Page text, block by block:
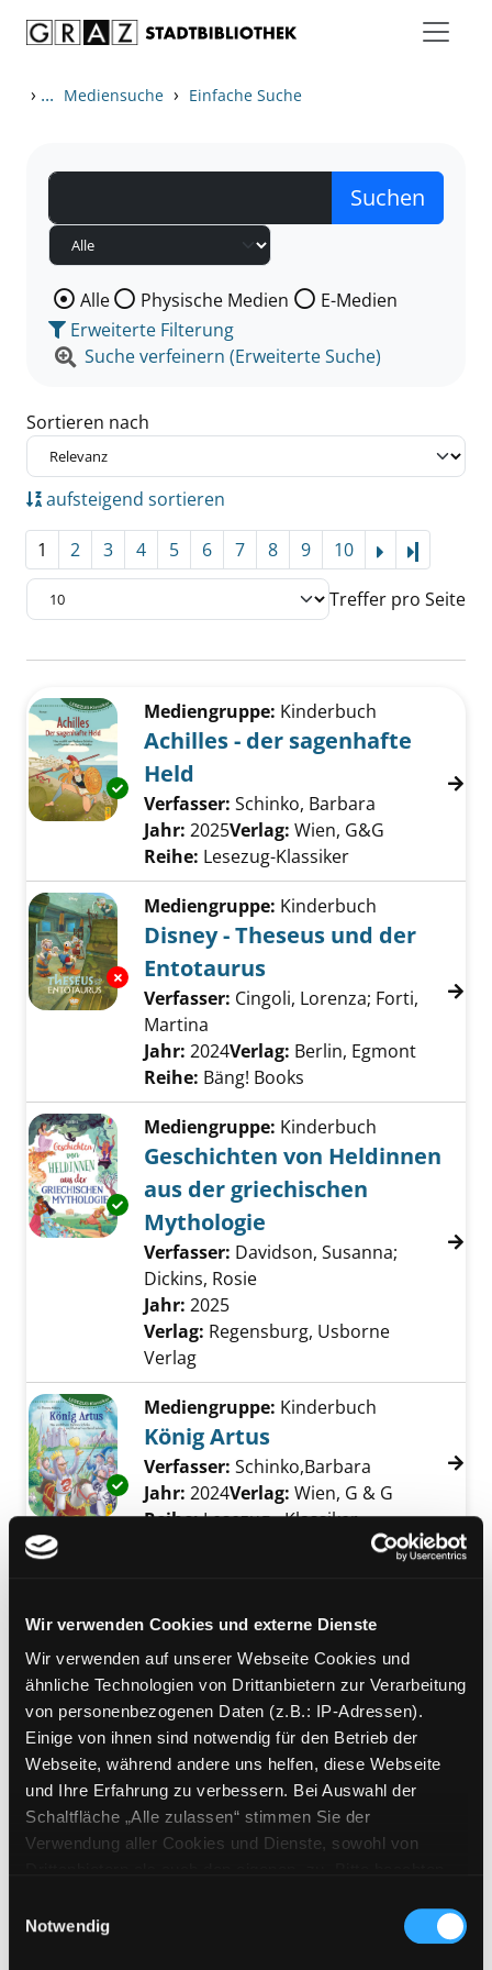
Wir verwenden Cookies und externe Dienste
Wir verwenden auf unserer Webseite Cookies und
ähnliche Technologien von Drittanbietern zur Verarbeitung
von personenbezogenen Daten (z.B.: IP-Adressen).
Einige von ihnen sind notwendig für den Betrieb der
Webseite, während andere uns helfen, diese Webseite
und Ihre Erfahrung zu verbessern. Bei Auswahl der
Schaltfläche „Alle zulassen“ stimmen Sie der
Verwendung aller Cookies und Dienste, sowohl von
Cookies von Drittanbietern, eine Verarbeitung in
unsicheren Drittländern (Länder außerhalb des EWR
Notwendig
› ... Mediensuche › Einfache Suche
Wählen Sie die Medienart nach der Sie suchen wollen.
Alle Physische Medien
E-Medien
Erweiterte Filterung
Suche verfeinern (Erweiterte Suche)
Sortieren nach
aufsteigend sortieren
1 2 3 4 5 6 7 8 9 10
Treffer pro Seite
Zu den Suchfiltern springen
Exemplar-Details von Achilles - der
Mediengruppe: Kinderbuch
Achilles - der sagenhafte
Held
Verfasser: Schinko, Barbara
Jahr: 2025Verlag: Wien, G&G
Reihe: Lesezug-Klassiker
Exemplar-Details von Disney - Theseus und
Mediengruppe: Kinderbuch
Disney - Theseus und der
Entotaurus
Verfasser: Cingoli, Lorenza; Forti,
Martina
Jahr: 2024Verlag: Berlin, Egmont
Reihe: Bäng! Books
Exemplar-Details von Geschichten von
Mediengruppe: Kinderbuch
Geschichten von Heldinnen
aus der griechischen
Mythologie
Verfasser: Davidson, Susanna;
Dickins, Rosie
Jahr: 2025
Verlag: Regensburg, Usborne
Verlag
Exemplar-Details von König Artus anzeigen
Mediengruppe: Kinderbuch
König Artus
Verfasser: Schinko,Barbara Suche nach
Jahr: 2024Verlag: Wien, G & G
Reihe:Lesezug - Klassiker
Exemplar-Details von Sagenhafte Frauen
Suche nach diesem Verfasser
Jahr:2023
Verlag:München, Dorling
Kindersley-Verl.
Exemplar-Details von Siegfried der
Mediengruppe:Kinderbuch
Siegfried der Drachentöter
nach Gustav Schwab
Suche nach diesem Verfasser
Jahr:2023
Verlag: Berlin, Kindermann